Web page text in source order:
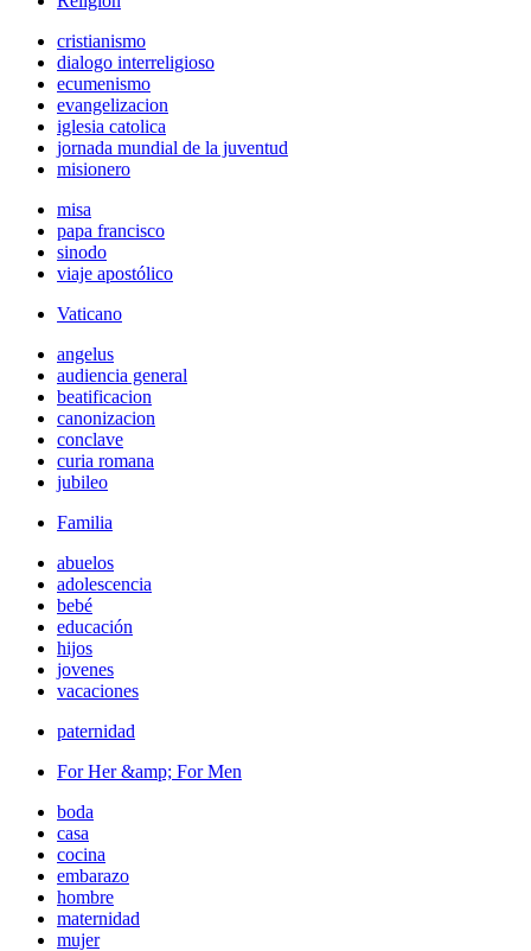
cristianismo
dialogo interreligioso
ecumenismo
evangelizacion
iglesia catolica
jornada mundial de la juventud
misionero
misa
papa francisco
sinodo
viaje apostólico
Vaticano
angelus
audiencia general
beatificacion
canonizacion
conclave
curia romana
jubileo
Familia
abuelos
adolescencia
bebé
educación
hijos
jovenes
vacaciones
paternidad
For Her &amp; For Men
boda
casa
cocina
embarazo
hombre
maternidad
mujer